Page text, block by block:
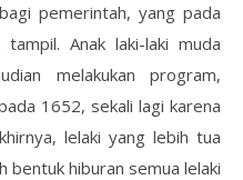
pemerintah, yang pada
Anak laki-laki muda
melakukan program,
1652, sekali lagi karena
lelaki yang lebih tua
bentuk hiburan semua lelaki